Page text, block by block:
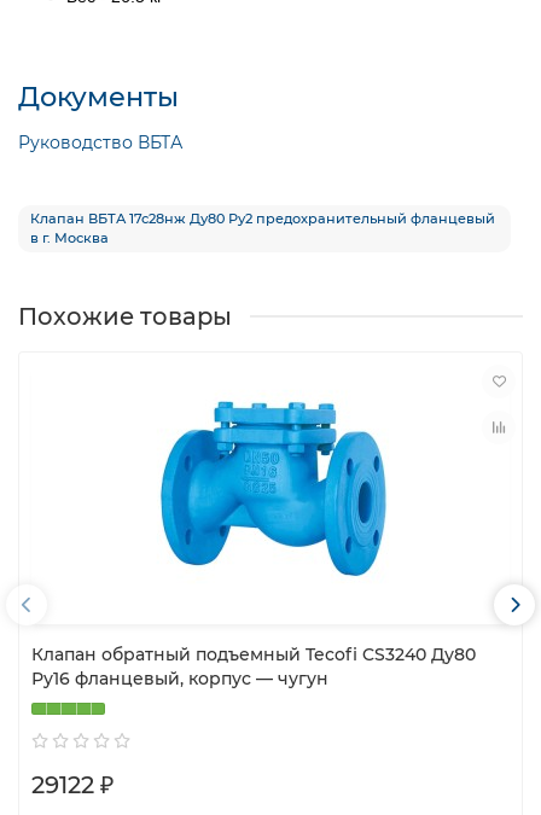
Документы
Руководство ВБТА
Клапан ВБТА 17с28нж Ду80 Ру2 предохранительный фланцевый
в г. Москва
Похожие товары
Клапан обратный подъемный Tecofi CS3240 Ду80
Ру16 фланцевый, корпус — чугун
29122 ₽